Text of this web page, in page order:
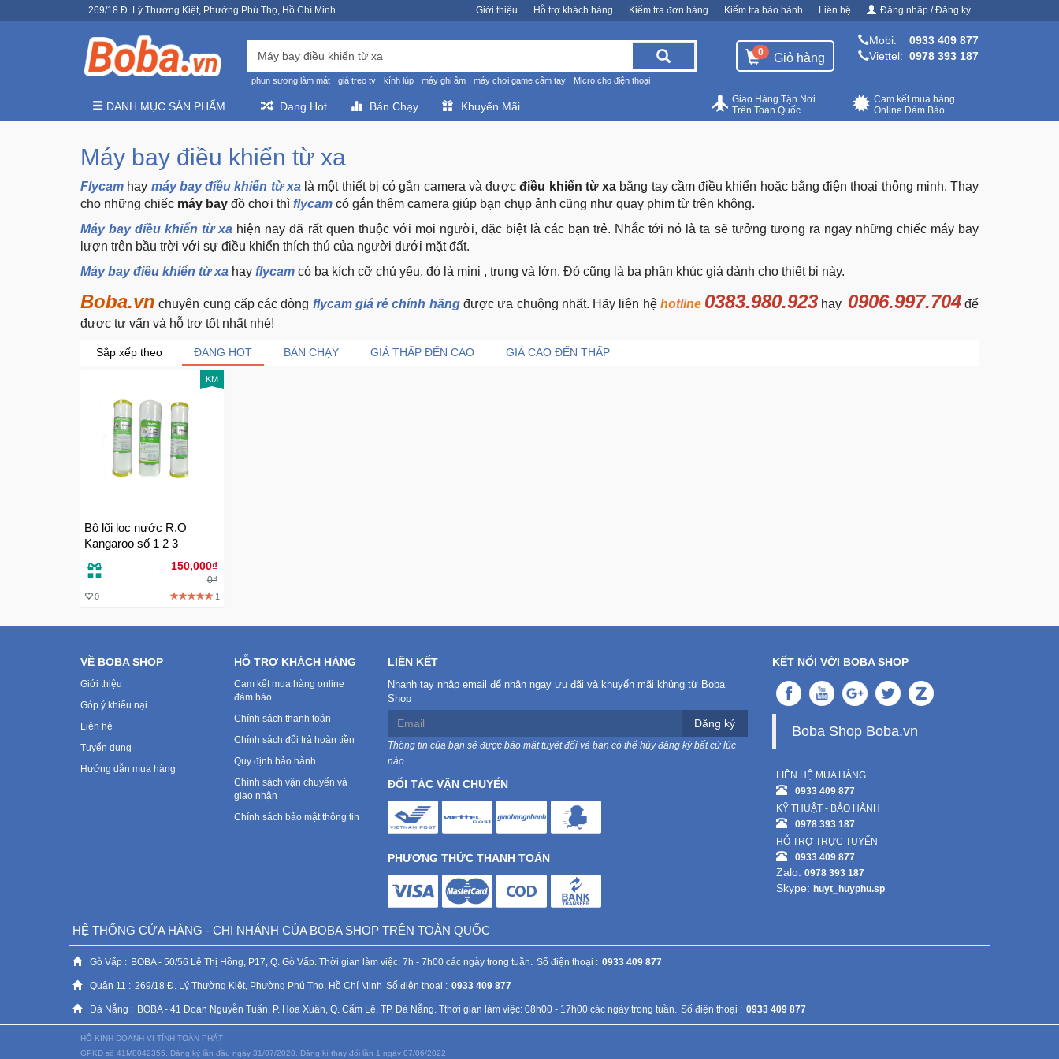
269/18 Đ. Lý Thường Kiệt, Phường Phú Thọ, Hồ Chí Minh Giới thiệu Hỗ trợ khách hàng Kiểm tra đơn hàng Kiểm tra bảo hành Liên hệ Đăng nhập / Đăng ký
phun sương làm mát giá treo tv kính lúp máy ghi âm máy chơi game cầm tay Micro cho điện thoại
0 Giỏ hàng
Mobi:
0933 409 877
Viettel: 0978 393 187
DANH MỤC SẢN PHẨM Đang Hot Bán Chạy Khuyến Mãi
Cam kết mua hàng
Online Đảm Bảo
Giao Hàng Tận Nơi
Trên Toàn Quốc
Máy bay điều khiển từ xa
Flycam hay máy bay điều khiển từ xalà một thiết bị có gắn camera và được điều khiển từ xa bằng tay cầm điều khiển hoặc bằng điện thoại thông minh. Thay
cho những chiếc máy bay đồ chơi thì flycam có gắn thêm camera giúp bạn chụp ảnh cũng như quay phim từ trên không.
Máy bay điều khiển từ xa hiện nay đã rất quen thuộc với mọi người, đặc biệt là các bạn trẻ. Nhắc tới nó là ta sẽ tưởng tượng ra ngay những chiếc máy bay
lượn trên bầu trời với sự điều khiển thích thú của người dưới mặt đất.
Máy bay điều khiển từ xa hay flycam có ba kích cỡ chủ yếu, đó là mini , trung và lớn. Đó cũng là ba phân khúc giá dành cho thiết bị này.
Boba.vn chuyên cung cấp các dòng flycam giá rẻ chính hãngđược ưa chuộng nhất. Hãy liên hệ hotline 0383.980.923 hay 0906.997.704để
được tư vấn và hỗ trợ tốt nhất nhé!
Sắp xếp theo ĐANG HOT BÁN CHẠY GIÁ THẤP ĐẾN CAO GIÁ CAO ĐẾN THẤP
KM
Bộ lõi lọc nước R.O
Kangaroo số 1 2 3
150,000₫
0₫
0 1
VỀ BOBA SHOP
Giới thiệu
Góp ý khiếu nại
Liên hệ
Tuyển dụng
Hướng dẫn mua hàng
HỖ TRỢ KHÁCH HÀNG
Cam kết mua hàng online
đảm bảo
Chính sách thanh toán
Chính sách đổi trả hoàn tiền
Quy định bảo hành
Chính sách vận chuyển và
giao nhận
Chính sách bảo mật thông tin
LIÊN KẾT
Nhanh tay nhập email để nhận ngay ưu đãi và khuyến mãi khủng từ Boba
Shop
Đăng ký
Thông tin của bạn sẽ được bảo mật tuyệt đối và bạn có thể hủy đăng ký bất cứ lúc
nào.
ĐỐI TÁC VẬN CHUYỂN
PHƯƠNG THỨC THANH TOÁN
KẾT NỐI VỚI BOBA SHOP
Boba Shop Boba.vn
LIÊN HỆ MUA HÀNG
0933 409 877
KỸ THUẬT - BẢO HÀNH
0978 393 187
HỖ TRỢ TRỰC TUYẾN
0933 409 877
Zalo: 0978 393 187
Skype: huyt_huyphu.sp
HỆ THỐNG CỬA HÀNG - CHI NHÁNH CỦA BOBA SHOP TRÊN TOÀN QUỐC
Gò Vấp : BOBA - 50/56 Lê Thị Hồng, P17, Q. Gò Vấp. Thời gian làm việc: 7h - 7h00 các ngày trong tuần. Số điện thoại : 0933 409 877
Quận 11 : 269/18 Đ. Lý Thường Kiệt, Phường Phú Thọ, Hồ Chí Minh Số điện thoại : 0933 409 877
Đà Nẵng : BOBA - 41 Đoàn Nguyễn Tuấn, P. Hòa Xuân, Q. Cẩm Lệ, TP. Đà Nẵng. Tthời gian làm việc: 08h00 - 17h00 các ngày trong tuần. Số điện thoại : 0933 409 877
HỘ KINH DOANH VI TÍNH TOÀN PHÁT
GPKD số 41M8042355. Đăng ký lần đầu ngày 31/07/2020. Đăng kí thay đổi lần 1 ngày 07/06/2022